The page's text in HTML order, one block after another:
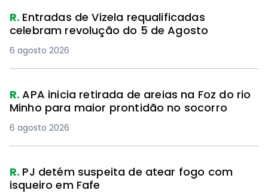
R. Entradas de Vizela requalificadas
celebram revolução do 5 de Agosto
6 agosto 2026
R.APA inicia retirada de areias na Foz do rio
Minho para maior prontidão no socorro
6 agosto 2026
R. PJ detém suspeita de atear fogo com
isqueiro em Fafe